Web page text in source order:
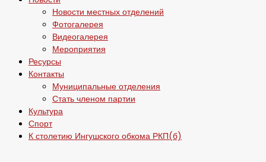
Новости местных отделений
Фотогалерея
Видеогалерея
Мероприятия
Ресурсы
Контакты
Муниципальные отделения
Стать членом партии
Культура
Спорт
К столетию Ингушского обкома РКП(б)